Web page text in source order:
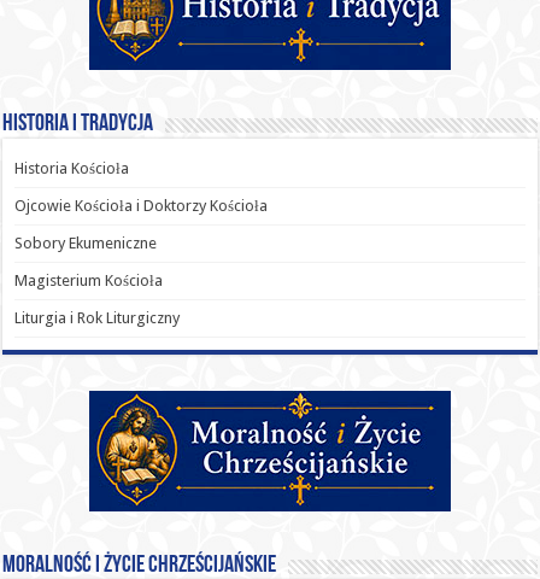
Historia i Tradycja
Historia Kościoła
Ojcowie Kościoła i Doktorzy Kościoła
Sobory Ekumeniczne
Magisterium Kościoła
Liturgia i Rok Liturgiczny
Moralność i Życie Chrześcijańskie